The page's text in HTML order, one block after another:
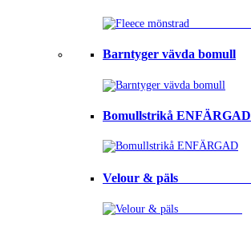
Barntyger vävda bomull
Bomullstrikå ENFÄRGAD
Velour & päls⠀⠀⠀⠀⠀⠀⠀⠀